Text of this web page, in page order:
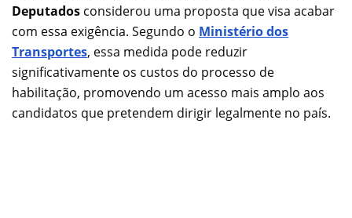
Deputados considerou uma proposta que visa acabar
com essa exigência. Segundo o Ministério dos
Transportes, essa medida pode reduzir
significativamente os custos do processo de
habilitação, promovendo um acesso mais amplo aos
candidatos que pretendem dirigir legalmente no país.